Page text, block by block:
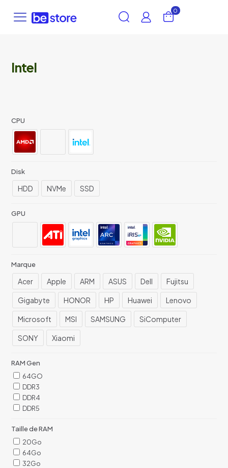
0
Intel
CPU
Disk
HDD NVMe SSD
GPU
Marque
Acer Apple ARM ASUS Dell Fujitsu
Gigabyte HONOR HP Huawei Lenovo
Microsoft MSI SAMSUNG SiComputer
SONY Xiaomi
RAM Gen
64GO
DDR3
DDR4
DDR5
Taille de RAM
20Go
64Go
32Go